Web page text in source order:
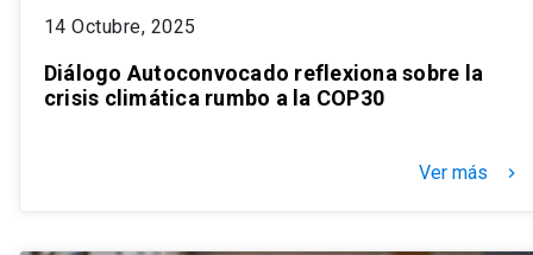
14 Octubre, 2025
Diálogo Autoconvocado reflexiona sobre la
crisis climática rumbo a la COP30
Ver más keyboard_arrow_right